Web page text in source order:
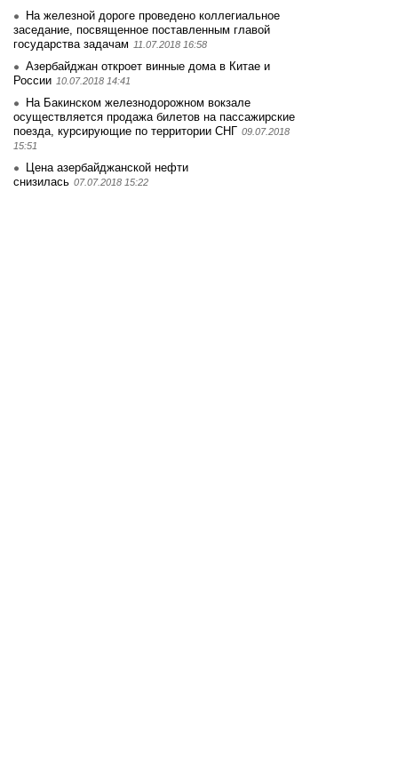
На железной дороге проведено коллегиальное
заседание, посвященное поставленным главой
государства задачам 11.07.2018 16:58
Азербайджан откроет винные дома в Китае и
России 10.07.2018 14:41
На Бакинском железнодорожном вокзале
осуществляется продажа билетов на пассажирские
поезда, курсирующие по территории СНГ 09.07.2018
15:51
Цена азербайджанской нефти
снизилась 07.07.2018 15:22